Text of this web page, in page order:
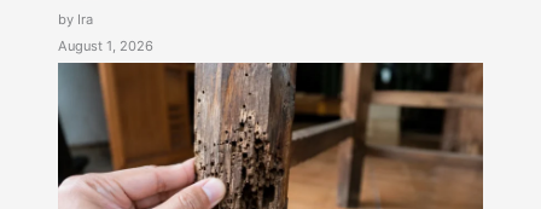
by Ira
August 1, 2026